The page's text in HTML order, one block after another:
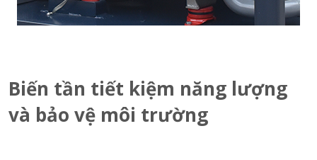
Biến tần tiết kiệm năng lượng
và bảo vệ môi trường